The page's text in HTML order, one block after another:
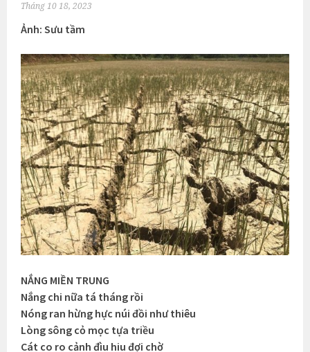
Tháng 10 18, 2023
Ảnh: Sưu tầm
NẮNG MIỀN TRUNG
Nắng chi nữa tá tháng rồi
Nóng ran hừng hực núi đồi như thiêu
Lòng sông cỏ mọc tựa triều
Cát co ro cảnh đìu hiu đợi chờ